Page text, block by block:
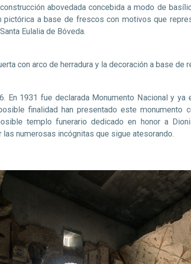
abovedada concebida a modo de
pictórica a base de frescos con motivos que
Eulalia de Bóveda.
con arco de herradura y la decoración a base
En 1931 fue declarada Monumento Nacional y
finalidad han presentado este monumento
templo funerario dedicado en honor a
numerosas incógnitas que sigue atesorando.